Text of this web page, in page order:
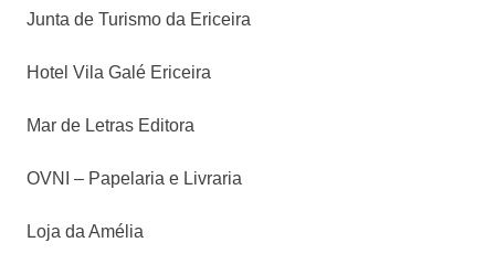
Junta de Turismo da Ericeira
Hotel Vila Galé Ericeira
Mar de Letras Editora
OVNI – Papelaria e Livraria
Loja da Amélia